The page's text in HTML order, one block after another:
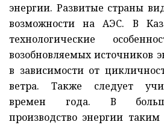
энергии. Развитые страны
возможности на АЭС. В
технологические
возобновляемых источников
в зависимости от
ветра. Также следует
времен года. В
производство энергии